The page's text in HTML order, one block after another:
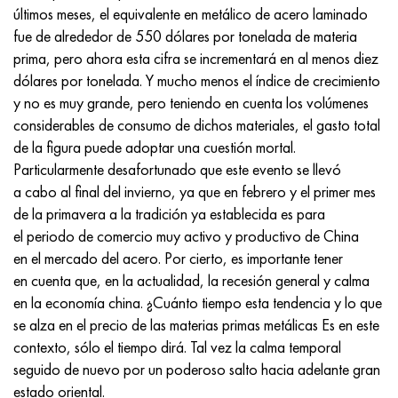
últimos meses, el equivalente en metálico de acero laminado
fue de alrededor de 550 dólares por tonelada de materia
prima, pero ahora esta cifra se incrementará en al menos diez
dólares por tonelada. Y mucho menos el índice de crecimiento
y no es muy grande, pero teniendo en cuenta los volúmenes
considerables de consumo de dichos materiales, el gasto total
de la figura puede adoptar una cuestión mortal.
Particularmente desafortunado que este evento se llevó
a cabo al final del invierno, ya que en febrero y el primer mes
de la primavera a la tradición ya establecida es para
el periodo de comercio muy activo y productivo de China
en el mercado del acero. Por cierto, es importante tener
en cuenta que, en la actualidad, la recesión general y calma
en la economía china. ¿Cuánto tiempo esta tendencia y lo que
se alza en el precio de las materias primas metálicas Es en este
contexto, sólo el tiempo dirá. Tal vez la calma temporal
seguido de nuevo por un poderoso salto hacia adelante gran
estado oriental.
Incotherm
incotest
Jette M152
Cobalto 6B
maraging 250
René 41
Maraging 300
Maraging 350
MP35N
47ND
47НХР
49K2F, 49K2FA-VI
Aleación 50N
Aleación 50NP
50NHS
Aleación 52N
52K12F
HN62VMYUT
HN62MVKYU
HN63MB
XN65VM
KhN65VMTYu
KhN67MVTYu
KhN68VKTYU
KhN68VMTYUK-vd
KhN70VMTYu
VT-35
PT-1M
PT-7M
SPT-2 sv
A LAS 3
1.4466 - AISI 310MoLn
Aleación Al6xn
15-7Ph® - 1.4532
PH 13-8 meses - 1.4534
1.4542 - 17-4Ph®
Custom 455® - 1.4543 - uns s45500
1.4545 - 15-5Ph®
1.4548 - 17-4Ph®
1.4550 - AISI 347
10X17H13M3T
10X18N18Yu4D
11X11N2V2MF
12Х18Н9Т
13X11N2V2MF
15x11mf
15х12vnmf
15Х12Н2MVFAB
15X16K5N2MVFAB
2,0872, CuNi10Fe1Mn, Cw352h
Bronce aluminio silicio
CW301G, C64200
bronce de silicio
C65500, CuAl11Fe3
C65620, CuSi3Fe2Zn3
C65100, CuSi1.5
Bronce estaño-plomo
c92200, CuSn6Zn4Pb2
latón rojo
C84400, CuSn2ZnPb
C83600, CuSn5ZnPb
45G2, 45g2, AISI 1144
Aleación de acero estructural
10g2, 10g2, AISI 1513
12X2H4A, 15NiCr13, 1.5752
AC14, 11SMnPb30
20G, 20mn5
20XH3A, AISI 4320, 20hn3a
20HM, 24CrMo5, 20hm
25KhGM, 20CrMo5, 1.7264
Р6М5, 1.3343, hs6-5-2, sw7m
Р6М5К5, 1.3243, hs6-5-2-5
R6M5F3, 1.3344, hs6-5-3
9М4К8,1.3207
R12F3, 1.3318, sw12
P18, 1,3355, hs18-0-1, sw18
Acero carbono
10,1.1645, C105W1
11G12, 110G13L, X120Mn12